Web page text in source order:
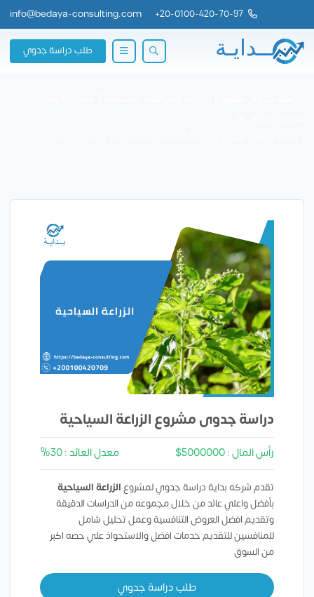
20-0100-420-70-97
+
info@bedaya-consulting.com
طلب دراسة جدوي
دراسة جدوى مشروع الزراعة السياحية
رأس المال : 5000000$ معدل العائد : 30%
تقدم شركه بداية دراسة جدوي لمشروعالزراعة السياحية
بأفضل واعلي عائد من خلال مجموعه من الدراسات الدقيقة
وتقديم افضل العروض التنافسية وعمل تحليل شامل
للمنافسين للتقديم خدمات افضل والاستحواذ علي حصه اكبر
من السوق
طلب دراسة جدوي